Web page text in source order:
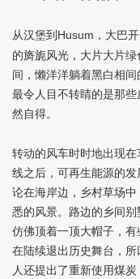
从汉堡到Husum ，大巴
的旖旎风光，大片大片
间，懒洋洋躺着黑白相
最令人目不转睛的是那
然自得。
转动的风车时时地出现
线之后，可再生能源的
论在海岸边，乡村草场
悉的风景。路边的乡间
仿佛顶着一顶大帽子，
在陆续退出历史舞台，
人还提出了重新使用煤